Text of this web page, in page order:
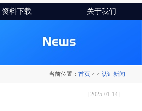
资料下载 关于我们
当前位置： 首页 > > 认证新闻
[2025-01-14]